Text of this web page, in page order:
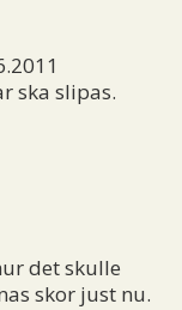
ska slipas.
det skulle
skor just nu.